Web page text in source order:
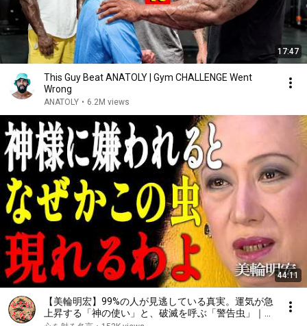
17:47
This Guy Beat ANATOLY | Gym CHALLENGE Went
Wrong
ANATOLY • 6.2M views
44:11
【美輪明宏】99%の人が見逃している真実。運気が急
上昇する「神の使い」と、破滅を呼ぶ「警告虫」｜偉